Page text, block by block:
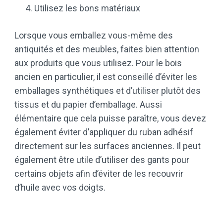
Utilisez les bons matériaux
Lorsque vous emballez vous-même des
antiquités et des meubles, faites bien attention
aux produits que vous utilisez. Pour le bois
ancien en particulier, il est conseillé d’éviter les
emballages synthétiques et d’utiliser plutôt des
tissus et du papier d’emballage. Aussi
élémentaire que cela puisse paraître, vous devez
également éviter d’appliquer du ruban adhésif
directement sur les surfaces anciennes. Il peut
également être utile d’utiliser des gants pour
certains objets afin d’éviter de les recouvrir
d’huile avec vos doigts.